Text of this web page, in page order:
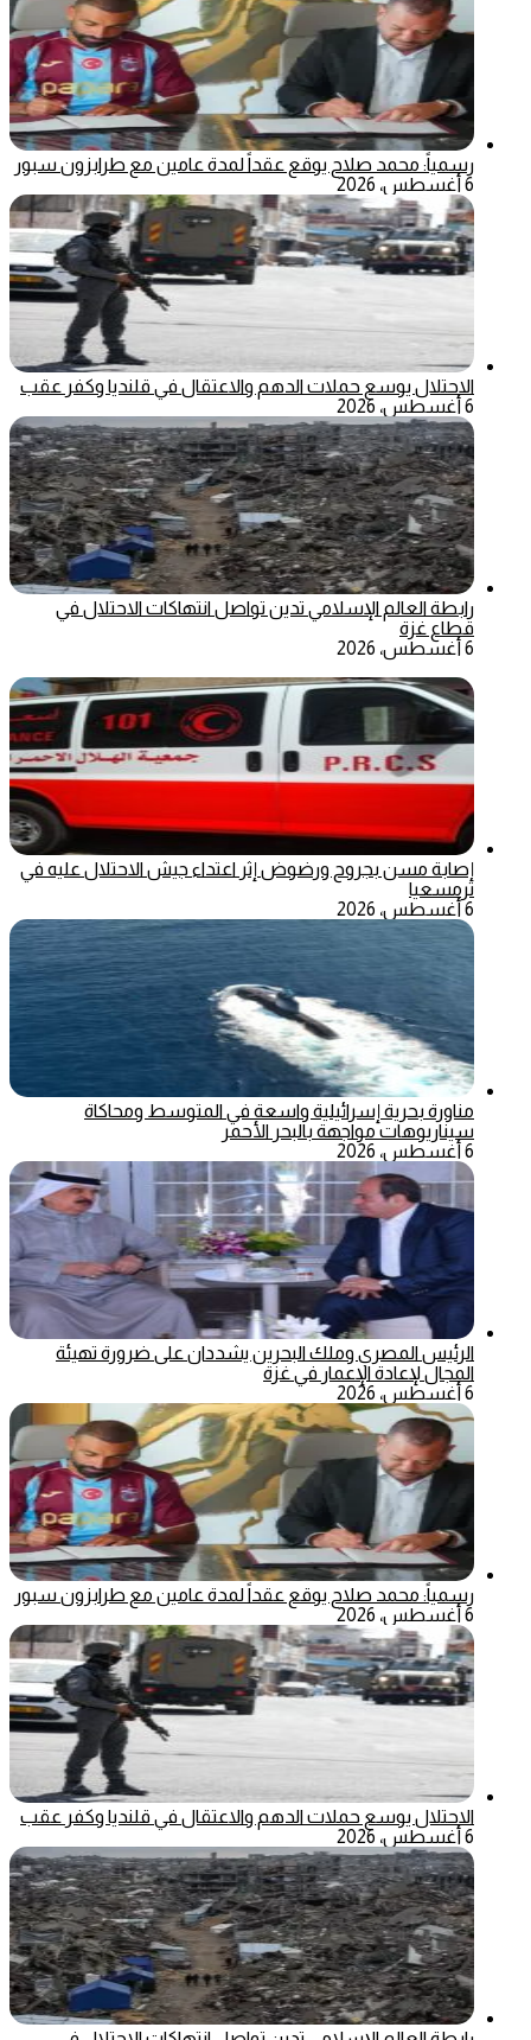
رسمياً: محمد صلاح يوقع عقداً لمدة عامين مع طرابزون سبور
6 أغسطس، 2026
الاحتلال يوسع حملات الدهم والاعتقال في قلنديا وكفر عقب
6 أغسطس، 2026
رابطة العالم الإسلامي تدين تواصل انتهاكات الاحتلال في
قطاع غزة
6 أغسطس، 2026
إصابة مسن بجروح ورضوض إثر اعتداء جيش الاحتلال عليه في
ترمسعيا
6 أغسطس، 2026
مناورة بحرية إسرائيلية واسعة في المتوسط ومحاكاة
سيناريوهات مواجهة بالبحر الأحمر
6 أغسطس، 2026
الرئيس المصري وملك البحرين يشددان على ضرورة تهيئة
المجال لإعادة الإعمار في غزة
6 أغسطس، 2026
رسمياً: محمد صلاح يوقع عقداً لمدة عامين مع طرابزون سبور
6 أغسطس، 2026
الاحتلال يوسع حملات الدهم والاعتقال في قلنديا وكفر عقب
6 أغسطس، 2026